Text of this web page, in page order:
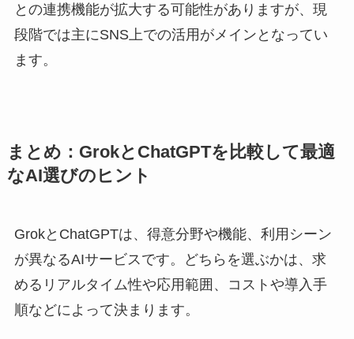
との連携機能が拡大する可能性がありますが、現
段階では主にSNS上での活用がメインとなってい
ます。
まとめ：GrokとChatGPTを比較して最適
なAI選びのヒント
GrokとChatGPTは、得意分野や機能、利用シーン
が異なるAIサービスです。どちらを選ぶかは、求
めるリアルタイム性や応用範囲、コストや導入手
順などによって決まります。